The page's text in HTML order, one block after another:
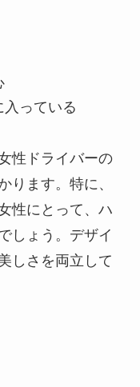
っている
性ドライバーの
ります。特に、
性にとって、ハ
しょう。デザイ
しさを両立して